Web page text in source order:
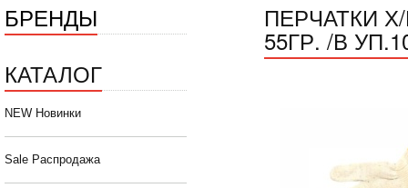
БРЕНДЫ
КАТАЛОГ
NEW Новинки
Sale Распродажа
ПЕРЧАТКИ
55ГР. /В